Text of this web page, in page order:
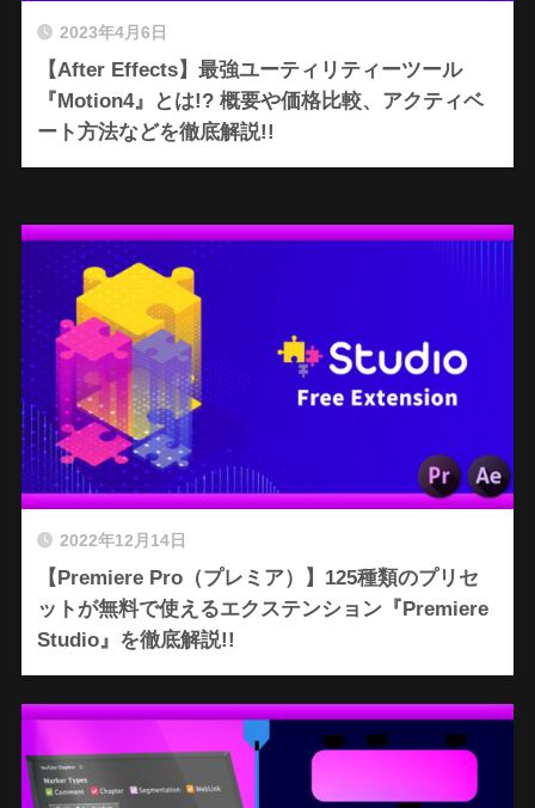
2023年4月6日
【After Effects】最強ユーティリティーツール
『Motion4』とは!? 概要や価格比較、アクティベ
ート方法などを徹底解説!!
2022年12月14日
【Premiere Pro（プレミア）】125種類のプリセ
ットが無料で使えるエクステンション『Premiere
Studio』を徹底解説!!